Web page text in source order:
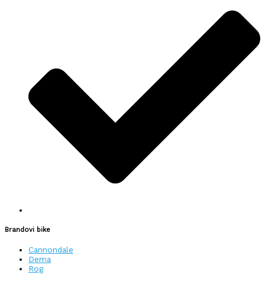
Brandovi bike
Cannondale
Dema
Rog